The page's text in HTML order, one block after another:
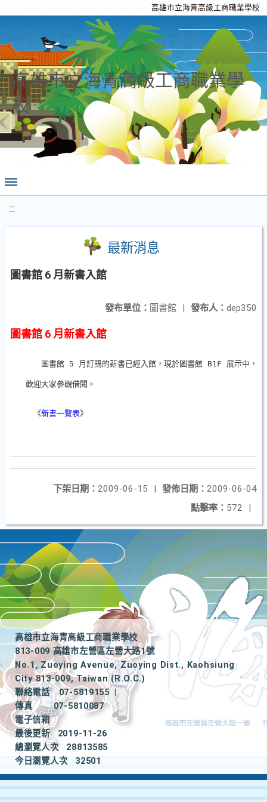
高雄市立海青高級工商職業學校
高雄市立海青高級工商職業學
校
:::
最新消息
圖書館 6 月新書入館
發布人： dep350
發布單位： 圖書館 |
圖書館 6 月新書入館
圖書館 5 月訂購的新書已經入館，現於圖書館 B1F 展示中，
歡迎大家參觀借閱。
《新書一覽表》
發佈日期： 2009-06-04
下架日期： 2009-06-15
|
點擊率： 572 |
高雄市立海青高級工商職業學校
813-009 高雄市左營區左營大路1號
No.1, Zuoying Avenue, Zuoying Dist., Kaohsiung
City 813-009, Taiwan (R.O.C.)
聯絡電話
07-5819155
|
傳真
07-5810087
電子信箱
最後更新
2019-11-26
總瀏覽人次
28813585
今日瀏覽人次
32501